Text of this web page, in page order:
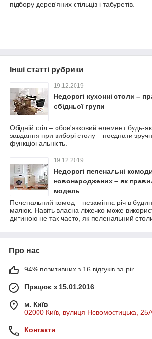
підбору дерев'яних стільців і табуретів.
Інші статті рубрики
19.12.2019
Недорогі кухонні столи –
обідньої групи
Обідній стіл – обов'язковий елемент будь-
завдання при виборі столу – поєднати
функціональність.
19.12.2019
Недорогі пеленальні
новонароджених – як
модель
Пеленальний комод – незамінна річ в
малюк. Навіть власна ліжечко може
дитиною не так часто, як пеленальний
Про нас
94% позитивних з 16 відгуків за рік
Працює з 15.01.2016
м. Київ
02000 Київ, вулиця Новомостицька, 25А
Контакти